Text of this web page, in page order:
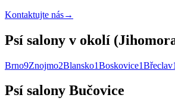
Kontaktujte nás→
Psí salony v okolí
Brno9Znojmo2Blansko1Boskovice1Břeclav1
Psí salony Bučovice